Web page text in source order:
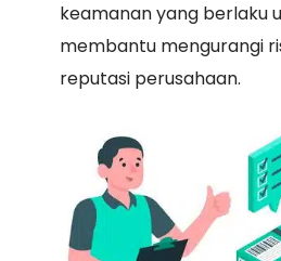
keamanan yang berlaku
membantu mengurangi
reputasi perusahaan.